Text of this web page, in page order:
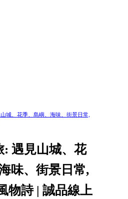
城、花季、島嶼、海味、街景日常,
: 遇見山城、花
味、街景日常,
物詩 | 誠品線上